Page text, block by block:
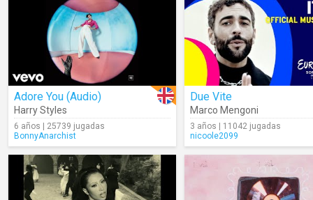
Adore You (Audio)
Harry Styles
6 años | 25739 jugadas
BonnyAnarchist
Due Vite
Marco Mengoni
3 años | 11042 jugadas
nicoole2099